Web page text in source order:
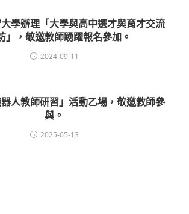
大學辦理「大學與高中選才與育才交流
」，敬邀教師踴躍報名參加。
2024-09-11
器人教師研習」活動乙場，敬邀教師參
與。
2025-05-13